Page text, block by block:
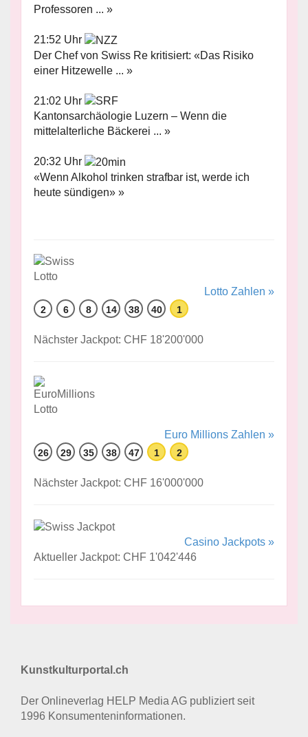
Professoren ... »
21:52 Uhr
Der Chef von Swiss Re kritisiert: «Das Risiko
einer Hitzewelle ... »
21:02 Uhr
Kantonsarchäologie Luzern – Wenn die
mittelalterliche Bäckerei ... »
20:32 Uhr
«Wenn Alkohol trinken strafbar ist, werde ich
heute sündigen» »
Lotto Zahlen »
2 6 8 14 38 40 1
Nächster Jackpot: CHF 18'200'000
Euro Millions Zahlen »
26 29 35 38 47 1 2
Nächster Jackpot: CHF 16'000'000
Casino Jackpots »
Aktueller Jackpot: CHF 1'042'446
Kunstkulturportal.ch
Der Onlineverlag HELP Media AG publiziert seit
1996 Konsumenten­informationen.